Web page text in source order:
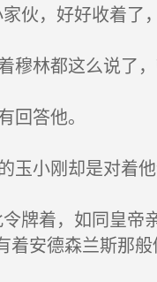
伙，好好收着了
穆林都这么说了
答他。
玉小刚却是对着
牌着，如同皇帝
着安德森兰斯那